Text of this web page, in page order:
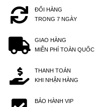
ĐỔI HÀNG
TRONG 7 NGÀY
GIAO HÀNG
MIỄN PHÍ TOÀN QUỐC
THANH TOÁN
KHI NHẬN HÀNG
BẢO HÀNH VIP